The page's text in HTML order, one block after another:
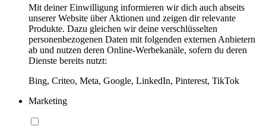
Mit deiner Einwilligung informieren wir dich auch abseits
unserer Website über Aktionen und zeigen dir relevante
Produkte. Dazu gleichen wir deine verschlüsselten
personenbezogenen Daten mit folgenden externen Anbietern
ab und nutzen deren Online-Werbekanäle, sofern du deren
Dienste bereits nutzt:
Bing, Criteo, Meta, Google, LinkedIn, Pinterest, TikTok
Marketing